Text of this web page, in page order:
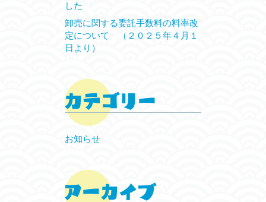
した
卸売に関する委託手数料の料率改
定について （２０２５年４月１
日より）
お知らせ